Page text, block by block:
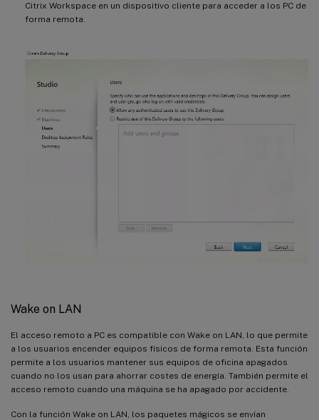
Citrix Workspace en un dispositivo cliente para acceder a los PC de
forma remota.
Wake on LAN
El acceso remoto a PC es compatible con Wake on LAN, lo que permite
a los usuarios encender equipos físicos de forma remota. Esta función
permite a los usuarios mantener sus equipos de oficina apagados
cuando no los usan para ahorrar costes de energía. También permite el
acceso remoto cuando una máquina se ha apagado por accidente.
Con la función Wake on LAN, los paquetes mágicos se envían